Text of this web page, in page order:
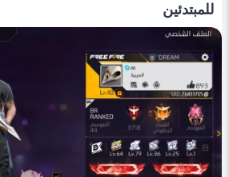
للمبتدئين
roaa omar